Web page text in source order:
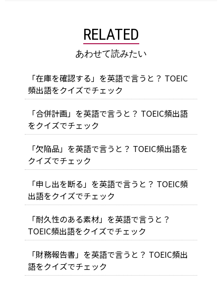
RELATED
あわせて読みたい
「在庫を確認する」を英語で言うと？ TOEIC
頻出語をクイズでチェック
「合併計画」を英語で言うと？ TOEIC頻出語
をクイズでチェック
「欠陥品」を英語で言うと？ TOEIC頻出語を
クイズでチェック
「申し出を断る」を英語で言うと？ TOEIC頻
出語をクイズでチェック
「耐久性のある素材」を英語で言うと？
TOEIC頻出語をクイズでチェック
「財務報告書」を英語で言うと？ TOEIC頻出
語をクイズでチェック